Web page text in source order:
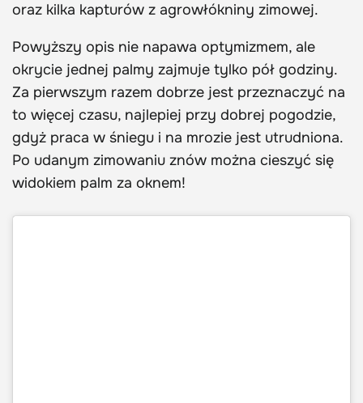
oraz kilka kapturów z agrowłókniny zimowej.
Powyższy opis nie napawa optymizmem, ale
okrycie jednej palmy zajmuje tylko pół godziny.
Za pierwszym razem dobrze jest przeznaczyć na
to więcej czasu, najlepiej przy dobrej pogodzie,
gdyż praca w śniegu i na mrozie jest utrudniona.
Po udanym zimowaniu znów można cieszyć się
widokiem palm za oknem!